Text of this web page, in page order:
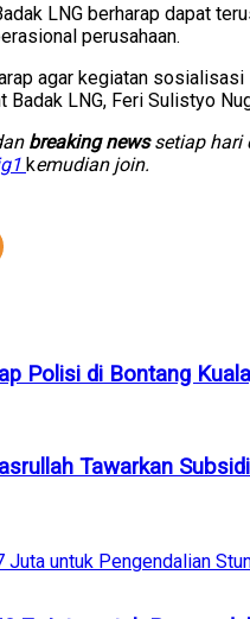
LNG berharap dapat
perusahaan.
agar kegiatan
Badak LNG, Feri Sulistyo
breaking newssetiap hari
kemudian join.
Polisi di Bontang
Tawarkan